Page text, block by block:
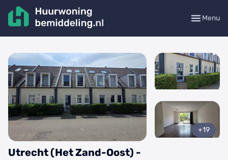
Menu
Utrecht (Het Zand-Oost) -
+19